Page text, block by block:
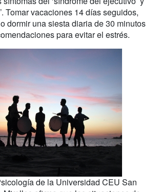
Tomar vacaciones 14 días seguidos,
dormir una siesta diaria de 30 minutos
para evitar el estrés.
de la Universidad CEU San